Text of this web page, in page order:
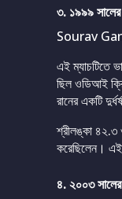
৩. ১৯৯৯ সালের
Sourav
এই ম্যাচটিতে
ছিল ওডিআই
রানের একটি
শ্রীলঙ্কা ৪২.৩
করেছিলেন। এই
৪. ২০০৩ সালের